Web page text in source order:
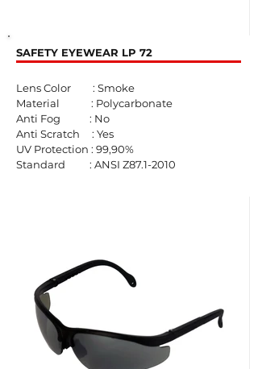
SAFETY EYEWEAR LP 72
Lens Color : Smoke
Material : Polycarbonate
Anti Fog : No
Anti Scratch : Yes
UV Protection : 99,90%
Standard : ANSI Z87.1-2010​